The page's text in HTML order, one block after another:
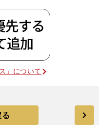
」について